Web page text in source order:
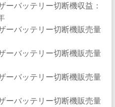
ーバッテリー切断機収益：
ーバッテリー切断機販売量
ーバッテリー切断機販売量
ーバッテリー切断機販売量
ーバッテリー切断機販売量